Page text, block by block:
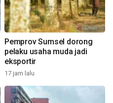
Pemprov Sumsel dorong
pelaku usaha muda jadi
eksportir
17 jam lalu